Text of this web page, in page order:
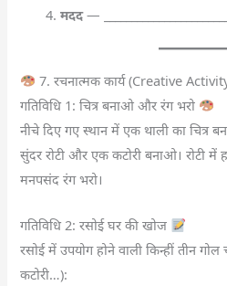
मदद—
7. रचनात्मक कार्य (Creative
गतिविधि 1: चित्र बनाओ और रंग भरो
नीचे दिए गए स्थान में एक थाली का
सुंदर रोटी और एक कटोरी बनाओ। रोटी में
मनपसंद रंग भरो।
गतिविधि 2: रसोई घर की खोज
रसोई में उपयोग होने वाली किन्हीं तीन
कटोरी…):